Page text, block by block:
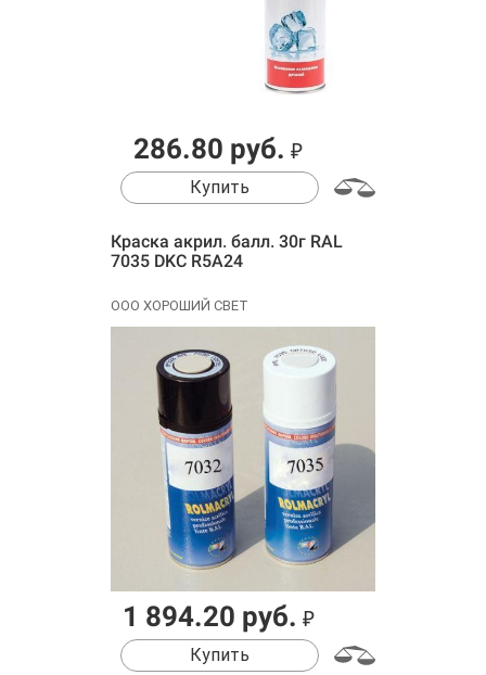
286.80 руб. ₽
Купить
Краска акрил. балл. 30г RAL
7035 DKC R5A24
ООО ХОРОШИЙ СВЕТ
1 894.20 руб. ₽
Купить